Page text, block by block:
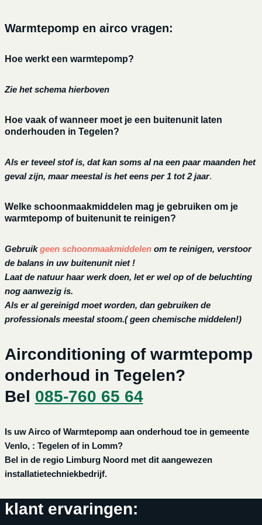
Warmtepomp en airco vragen:
Hoe werkt een warmtepomp?
Zie het schema hierboven
Hoe vaak of wanneer moet je een buitenunit laten
onderhouden in Tegelen?
Als er teveel stof is, dat kan soms al na een paar maanden het
geval zijn, maar meestal is het eens per 1 tot 2 jaar.
Welke schoonmaakmiddelen mag je gebruiken om je
warmtepomp of buitenunit te reinigen?
Gebruikgeen schoonmaakmiddelen om te reinigen, verstoor
de balans in uw buitenunit niet !
Laat de natuur haar werk doen, let er wel op of de beluchting
nog aanwezig is.
Als er al gereinigd moet worden, dan gebruiken de
professionals meestal stoom.( geen chemische middelen!)
Airconditioning of warmtepomp
onderhoud in Tegelen?
Bel 085-760 65 64
Is uw Airco of Warmtepomp aan onderhoud toe in gemeente
Venlo, : Tegelen of in Lomm?
Bel in de regio Limburg Noord met dit aangewezen
installatietechniekbedrijf.
klant ervaringen: